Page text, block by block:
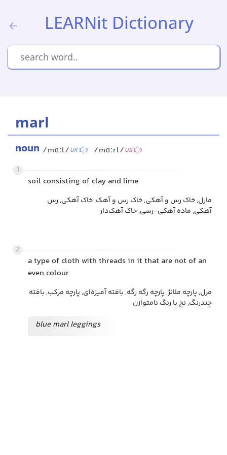
LEARNit Dictionary
marl
noun /mɑːl/UK /mɑːrl/US
1
soil consisting of clay and lime
مارل, خاک رس و آهکی, خاک رس و آهک, خاک آهکی, رس
آهکی, ماده آهکی-رسی, خاک آهک‌دار
2
a type of cloth with threads in it that are not of an
even colour
مرل, پارچه ملانژ, پارچه رگه رگه, بافته آمیزه‌ای, پارچه مرکب, بافته
چندرنگ, نخ با رنگ نامتوازن
blue marl leggings